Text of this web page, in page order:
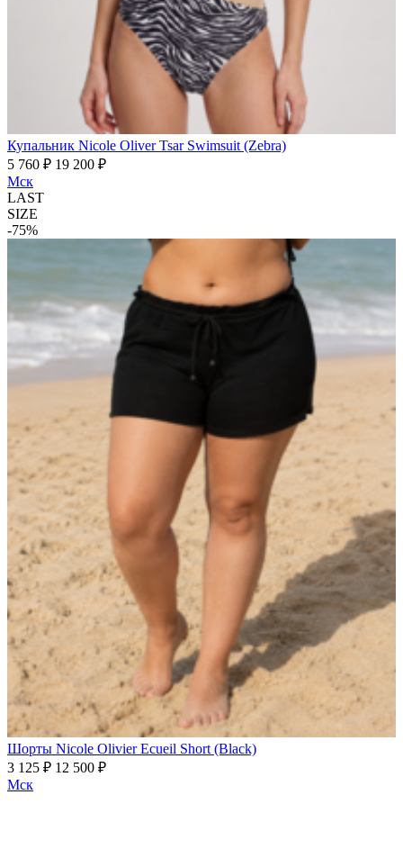
Купальник Nicole Oliver Tsar Swimsuit (Zebra)
5 760 ₽ 19 200 ₽
Мск
LAST
SIZE
-75%
Шорты Nicole Olivier Ecueil Short (Black)
3 125 ₽ 12 500 ₽
Мск